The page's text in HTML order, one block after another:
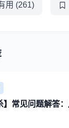
用 (261)
】常见问题解答